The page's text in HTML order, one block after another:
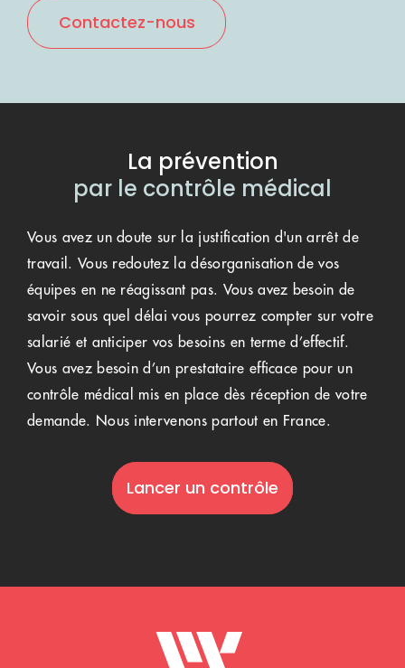
Contactez-nous
La prévention
par le contrôle médical
Vous avez un doute sur la justification d'un arrêt de
travail. Vous redoutez la désorganisation de vos
équipes en ne réagissant pas. Vous avez besoin de
savoir sous quel délai vous pourrez compter sur votre
salarié et anticiper vos besoins en terme d’effectif.
Vous avez besoin d’un prestataire efficace pour un
contrôle médical mis en place dès réception de votre
demande. Nous intervenons partout en France.
Lancer un contrôle